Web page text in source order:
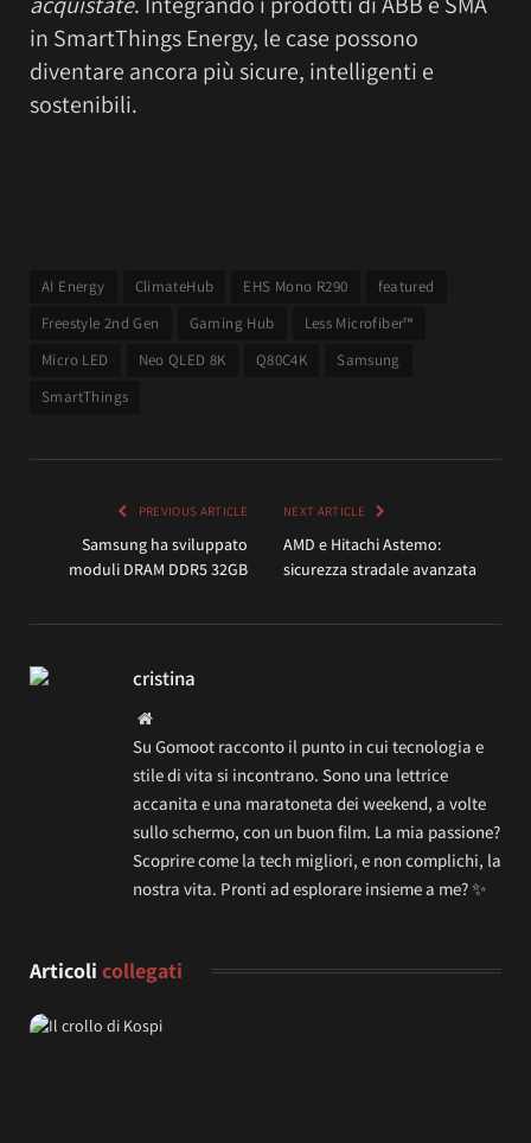
in SmartThings Energy, le case possono
diventare ancora più sicure, intelligenti e
sostenibili.
AI Energy ClimateHub EHS Mono R290
featured
Freestyle 2nd Gen
Gaming Hub
Less Microfiber™
Micro LED
Neo QLED 8K Q80C4K
Samsung
SmartThings
PREVIOUS ARTICLE
Samsung ha sviluppato
moduli DRAM DDR5 32GB
NEXT ARTICLE
AMD e Hitachi Astemo:
sicurezza stradale avanzata
cristina
Website
Su Gomoot racconto il punto in cui tecnologia e
stile di vita si incontrano. Sono una lettrice
accanita e una maratoneta dei weekend, a volte
sullo schermo, con un buon film. La mia passione?
Scoprire come la tech migliori, e non complichi, la
nostra vita. Pronti ad esplorare insieme a me? ✨
Articoli collegati